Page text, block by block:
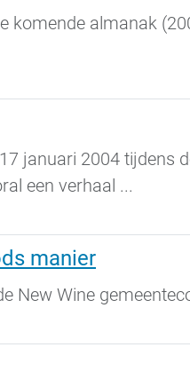
komende almanak
januari 2004 tijdens
een verhaal ...
manier
New Wine